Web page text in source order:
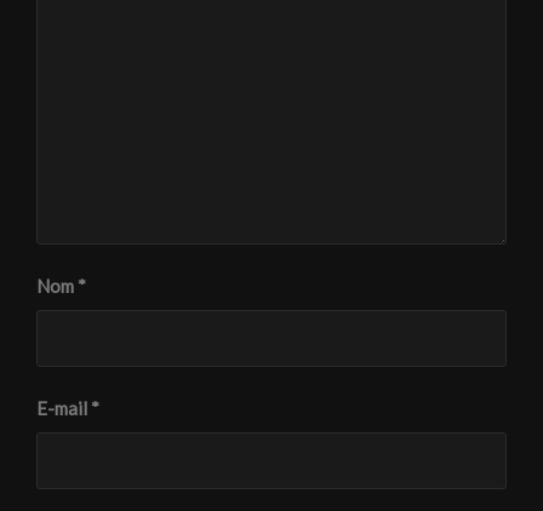
Nom *
E-mail *